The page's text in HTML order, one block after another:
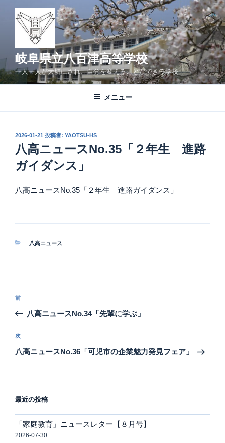
ス
プ
岐阜県立八百津高等学校
一人一人が大切にされ、自分を変えることができる学校
メニュー
投
稿
日:
2026-01-21 投稿者: YAOTSU-HS
八高ニュースNo.35「２年生 進路
ガイダンス」
八高ニュースNo.35「２年生 進路ガイダンス」
カ
八高ニュース
投
ビ
ゲ
ン
前
の
稿
前
八高ニュースNo.34「先輩に学ぶ」
次
の
次
八高ニュースNo.36「可児市の企業魅力発見フェア」
最近の投稿
「家庭教育」ニュースレター【８月号】
2026-07-30